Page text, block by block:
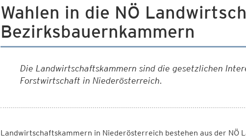
Wahlen in die NÖ
Bezirksbauernkammern
Die Landwirtschaftskammern sind die gesetzlichen
Forstwirtschaft in Niederösterreich.
Landwirtschaftskammern in Niederösterreich bestehen aus der NÖ